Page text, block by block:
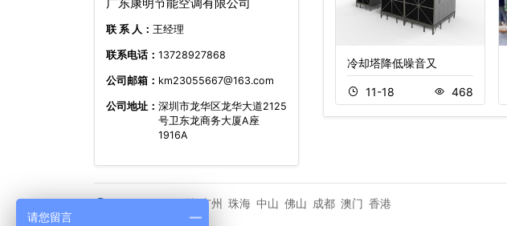
联 系 人： 王经理
联系电话： 13728927868
公司邮箱： km23055667@163.com
公司地址： 深圳市龙华区龙华大道2125
号卫东龙商务大厦A座
1916A
逆流密闭式冷却塔 冷却塔降低噪音又
11-18 468
深圳 广州 珠海 中山 佛山 成都 澳门 香港
请您留言